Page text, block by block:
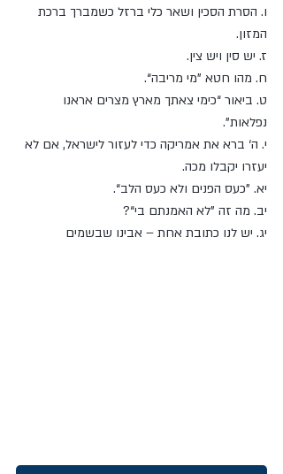
ו. הסרת הסכין ושאר כלי ברזל כשמברך ברכת
המזון.
ז. יש סין ויש צין.
ח. מהו חטא ”מי מריבה“.
ט. ביאור “כימי צאתך מארץ מצרים אראנו
נפלאות”.
י. ה‘ ברא את אמריקה כדי לעזור לישראל, אם לא
יעזרו יקבלו מכה.
יא. ”כעס הפנים ולא כעס הלב“.
יב. מה זה ”לא האמנתם בי“?
יג. יש לנו כתובת אחת – אבינו שבשמים